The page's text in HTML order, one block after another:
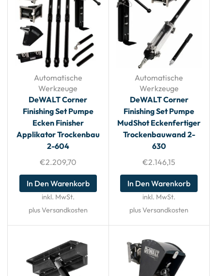
Automatische
Werkzeuge
DeWALT Corner
Finishing Set Pumpe
Ecken Finisher
Applikator Trockenbau
2-604
€2.209,70
In Den Warenkorb
inkl. MwSt.
plus Versandkosten
Automatische
Werkzeuge
DeWALT Corner
Finishing Set Pumpe
MudShot Eckenfertiger
Trockenbauwand 2-
630
€2.146,15
In Den Warenkorb
inkl. MwSt.
plus Versandkosten